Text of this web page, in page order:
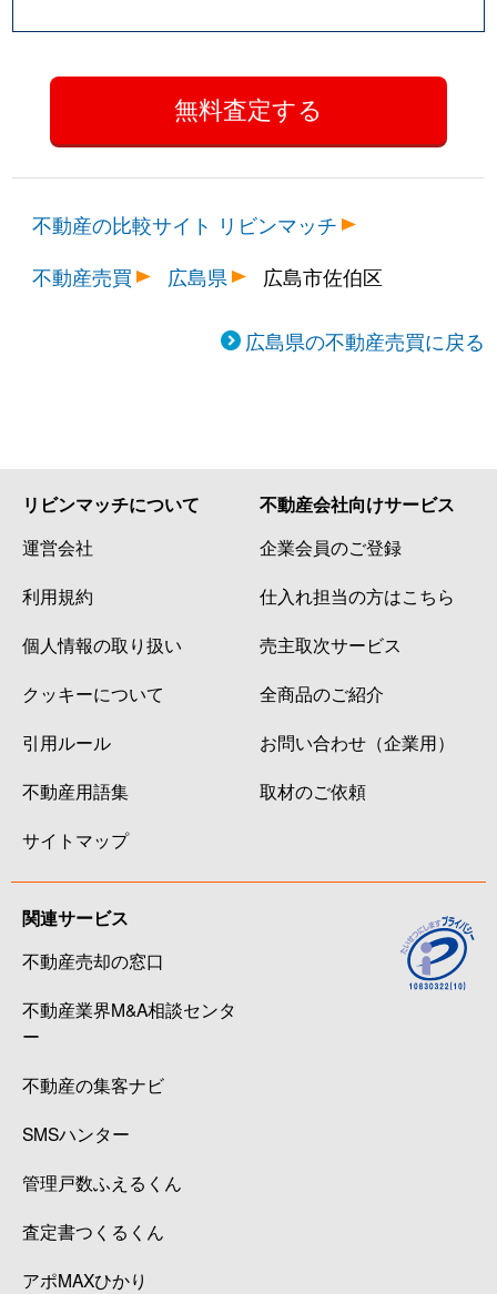
不動産の比較サイト リビンマッチ
不動産売買
広島県 広島市佐伯区
広島県の不動産売買に戻る
リビンマッチについて
運営会社
利用規約
個人情報の取り扱い
クッキーについて
引用ルール
不動産用語集
サイトマップ
不動産会社向けサービス
企業会員のご登録
仕入れ担当の方はこちら
売主取次サービス
全商品のご紹介
お問い合わせ（企業用）
取材のご依頼
関連サービス
不動産売却の窓口
不動産業界M&A相談センタ
ー
不動産の集客ナビ
SMSハンター
管理戸数ふえるくん
査定書つくるくん
アポMAXひかり